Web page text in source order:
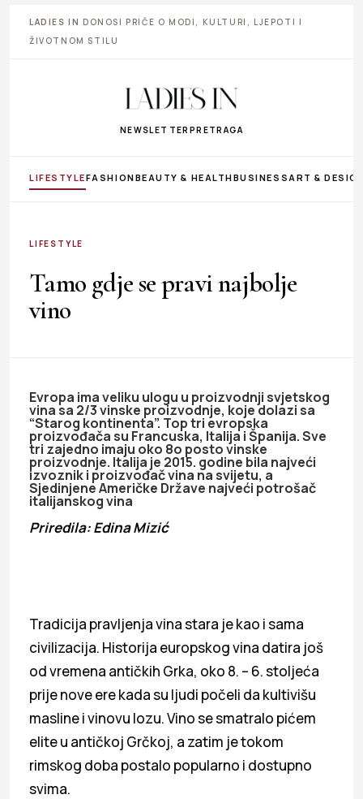
LADIES IN DONOSI PRIČE O MODI, KULTURI, LJEPOTI I
ŽIVOTNOM STILU
NEWSLETTER PRETRAGA
LIFESTYLEFASHIONBEAUTY & HEALTHBUSINESS ART &
LIFESTYLE
Tamo gdje se pravi najbolje
vino
Evropa ima veliku ulogu u proizvodnji svjetskog
vina sa 2/3 vinske proizvodnje, koje dolazi sa
“Starog kontinenta”. Top tri evropska
proizvođača su Francuska, Italija i Španija. Sve
tri zajedno imaju oko 8o posto vinske
proizvodnje. Italija je 2015. godine bila najveći
izvoznik i proizvođač vina na svijetu, a
Sjedinjene Američke Države najveći potrošač
italijanskog vina
Priredila: Edina Mizić
Tradicija pravljenja vina stara je kao i sama
civilizacija. Historija europskog vina datira još
od vremena antičkih Grka, oko 8. – 6. stoljeća
prije nove ere kada su ljudi počeli da kultivišu
masline i vinovu lozu. Vino se smatralo pićem
elite u antičkoj Grčkoj, a zatim je tokom
rimskog doba postalo popularno i dostupno
svima.